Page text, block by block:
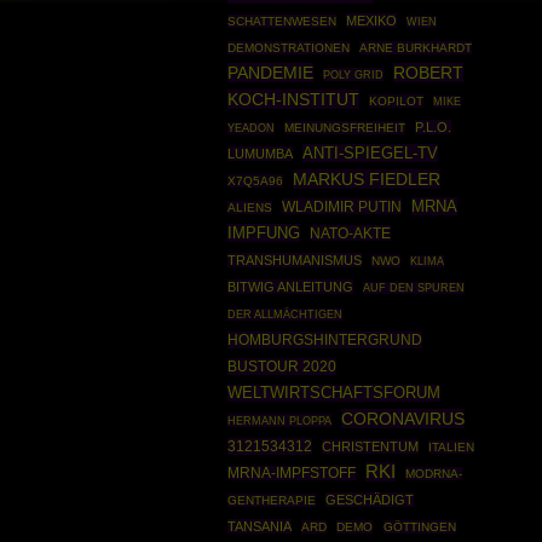
SCHATTENWESEN MEXIKO WIEN
DEMONSTRATIONEN ARNE BURKHARDT
PANDEMIE POLY GRID
ROBERT
KOCH-INSTITUT
KOPILOT MIKE
YEADON MEINUNGSFREIHEIT
P.L.O.
LUMUMBA
ANTI-SPIEGEL-TV
X7Q5A96 MARKUS FIEDLER
ALIENS WLADIMIR PUTIN
MRNA
IMPFUNG
NATO-AKTE
TRANSHUMANISMUS NWO KLIMA
BITWIG ANLEITUNG AUF DEN SPUREN
DER ALLMÄCHTIGEN
HOMBURGSHINTERGRUND
BUSTOUR 2020
WELTWIRTSCHAFTSFORUM
HERMANN PLOPPA CORONAVIRUS
3121534312 CHRISTENTUM ITALIEN
MRNA-IMPFSTOFF RKI
MODRNA-
GENTHERAPIE
GESCHÄDIGT
TANSANIA
ARD DEMO
GÖTTINGEN